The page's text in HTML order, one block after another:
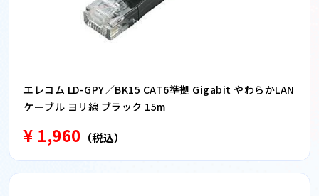
エレコム LD-GPY／BK15 CAT6準拠 Gigabit やわらかLAN
ケーブル ヨリ線 ブラック 15m
¥ 1,960 （税込）